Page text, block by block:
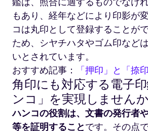
もあり、経年などにより印影が
コは丸印として登録することが
ため、シヤチハタやゴム印など
いとされています。
おすすめ記事：
「押印」と「捺
角印にも対応する電子
ンコ」を実現しません
ハンコの役割は、文書の発行者
等を証明することです。その点